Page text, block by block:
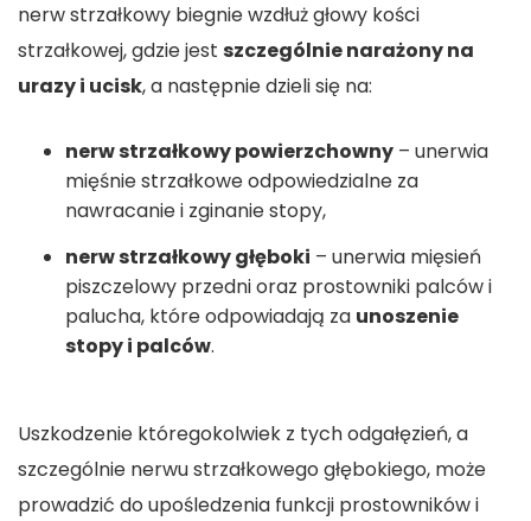
nerw strzałkowy biegnie wzdłuż głowy kości
strzałkowej, gdzie jest szczególnie narażony na
urazy i ucisk, a następnie dzieli się na:
nerw strzałkowy powierzchowny – unerwia
mięśnie strzałkowe odpowiedzialne za
nawracanie i zginanie stopy,
nerw strzałkowy głęboki – unerwia mięsień
piszczelowy przedni oraz prostowniki palców i
palucha, które odpowiadają za unoszenie
stopy i palców.
Uszkodzenie któregokolwiek z tych odgałęzień, a
szczególnie nerwu strzałkowego głębokiego, może
prowadzić do upośledzenia funkcji prostowników i